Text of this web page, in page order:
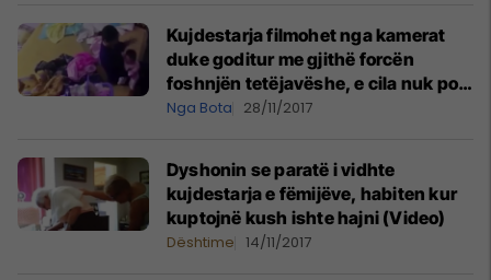
Kujdestarja filmohet nga kamerat
duke goditur me gjithë forcën
foshnjën tetëjavëshe, e cila nuk po
ndalej duke qarë (Video, +18)
Nga Bota 28/11/2017
Dyshonin se paratë i vidhte
kujdestarja e fëmijëve, habiten kur
kuptojnë kush ishte hajni (Video)
Dështime 14/11/2017